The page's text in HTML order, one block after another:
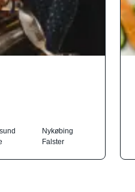
Nykøbing
Falster